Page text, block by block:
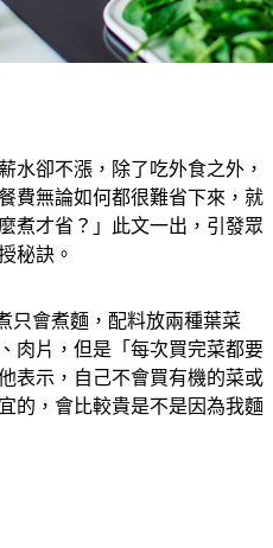
水卻不漲，除了吃外食之外，
費無論如何都很難省下來，就
煮才省？」此文一出，引發眾
秘訣。
只會煮麵，配料放兩種葉菜
肉片，但是「每次買完菜都要
表示，自己不會買有機的菜或
的，會比較貴是不是因為我麵